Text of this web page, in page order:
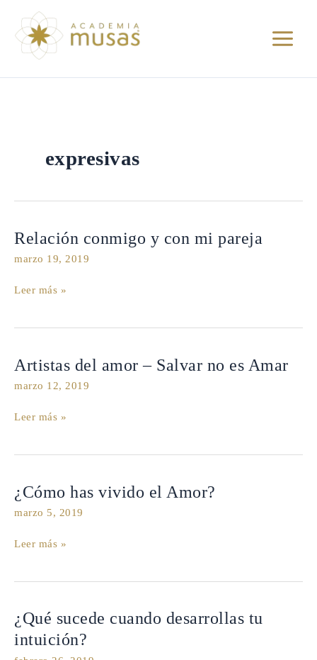
contenido
expresivas
Relación conmigo y con mi pareja
marzo 19, 2019
Relación
Leer más »
Artistas del amor – Salvar no es Amar
marzo 12, 2019
Artistas
Leer más »
¿Cómo has vivido el Amor?
marzo 5, 2019
¿Cómo
has
Leer más »
¿Qué sucede cuando desarrollas tu
intuición?
¿Qué
sucede
cuando